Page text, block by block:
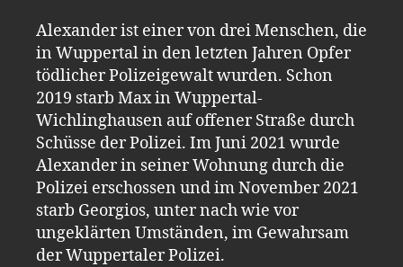
Alexander ist einer von drei Menschen, die
in Wuppertal in den letzten Jahren Opfer
tödlicher Polizeigewalt wurden. Schon
2019 starb Max in Wuppertal-
Wichlinghausen auf offener Straße durch
Schüsse der Polizei. Im Juni 2021 wurde
Alexander in seiner Wohnung durch die
Polizei erschossen und im November 2021
starb Georgios, unter nach wie vor
ungeklärten Umständen, im Gewahrsam
der Wuppertaler Polizei.